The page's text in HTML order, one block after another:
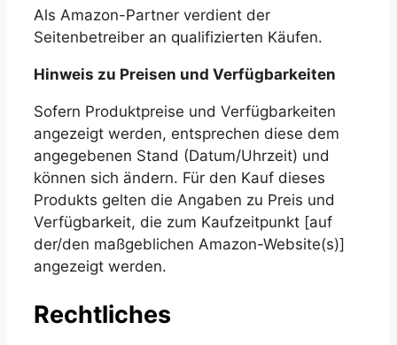
Als Amazon-Partner verdient der
Seitenbetreiber an qualifizierten Käufen.
Hinweis zu Preisen und Verfügbarkeiten
Sofern Produktpreise und Verfügbarkeiten
angezeigt werden, entsprechen diese dem
angegebenen Stand (Datum/Uhrzeit) und
können sich ändern. Für den Kauf dieses
Produkts gelten die Angaben zu Preis und
Verfügbarkeit, die zum Kaufzeitpunkt [auf
der/den maßgeblichen Amazon-Website(s)]
angezeigt werden.
Rechtliches